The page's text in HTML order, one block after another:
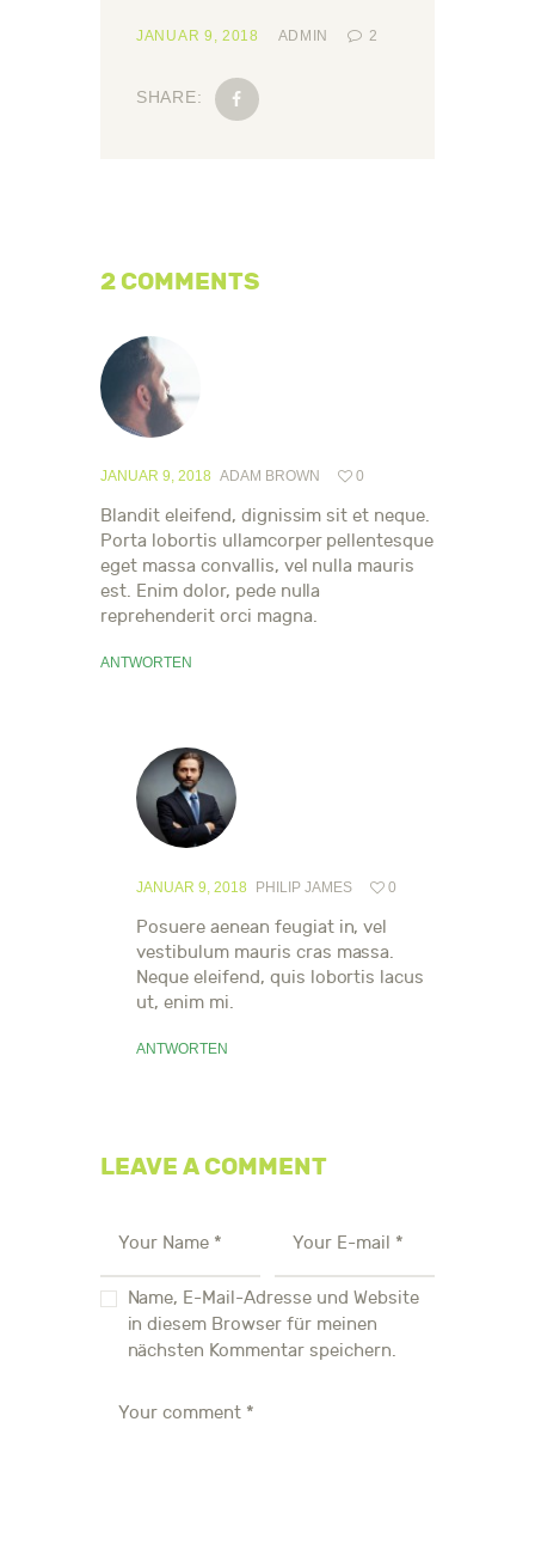
JANUAR 9, 2018 ADMIN 2
SHARE:
2 COMMENTS
JANUAR 9, 2018 ADAM BROWN 0
Blandit eleifend, dignissim sit et neque.
Porta lobortis ullamcorper pellentesque
eget massa convallis, vel nulla mauris
est. Enim dolor, pede nulla
reprehenderit orci magna.
ANTWORTEN
JANUAR 9, 2018 PHILIP JAMES 0
Posuere aenean feugiat in, vel
vestibulum mauris cras massa.
Neque eleifend, quis lobortis lacus
ut, enim mi.
ANTWORTEN
LEAVE A COMMENT
Name, E-Mail-Adresse und Website
in diesem Browser für meinen
nächsten Kommentar speichern.